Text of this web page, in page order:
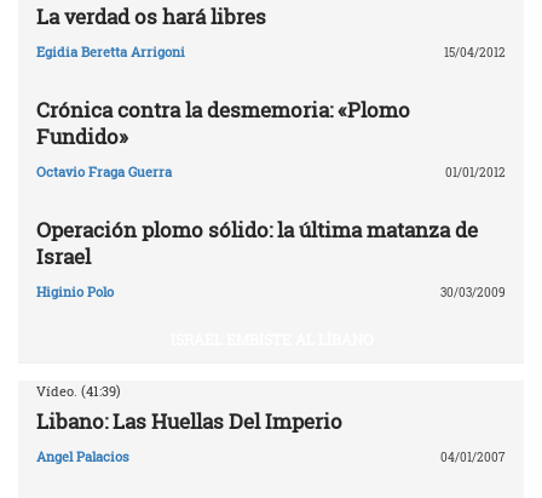
La verdad os hará libres
Egidia Beretta Arrigoni 15/04/2012
Crónica contra la desmemoria: «Plomo
Fundido»
Octavio Fraga Guerra 01/01/2012
Operación plomo sólido: la última matanza de
Israel
Higinio Polo 30/03/2009
Vídeo. (41:39)
Libano: Las Huellas Del Imperio
Angel Palacios 04/01/2007